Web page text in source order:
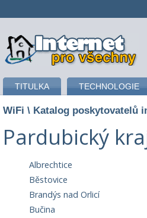
připojení k internetu
TITULKA TECHNOLOGIE
WiFi \ Katalog poskytovatelů
Pardubický
Albrechtice
Běstovice
Brandýs nad Orlicí
Bučina